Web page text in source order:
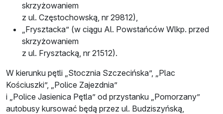
skrzyżowaniem
z ul. Częstochowską, nr 29812),
„Frysztacka” (w ciągu Al. Powstańców Wlkp. przed
skrzyżowaniem
z ul. Frysztacką, nr 21512).
W kierunku pętli „Stocznia Szczecińska”, „Plac
Kościuszki”, „Police Zajezdnia”
i „Police Jasienica Pętla” od przystanku „Pomorzany”
autobusy kursować będą przez ul. Budziszyńską,